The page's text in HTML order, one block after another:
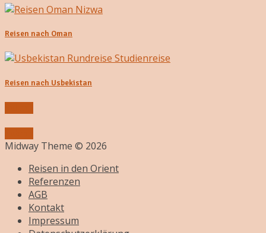
Reisen nach Oman
Reisen nach Usbekistan
Midway Theme © 2026
Reisen in den Orient
Referenzen
AGB
Kontakt
Impressum